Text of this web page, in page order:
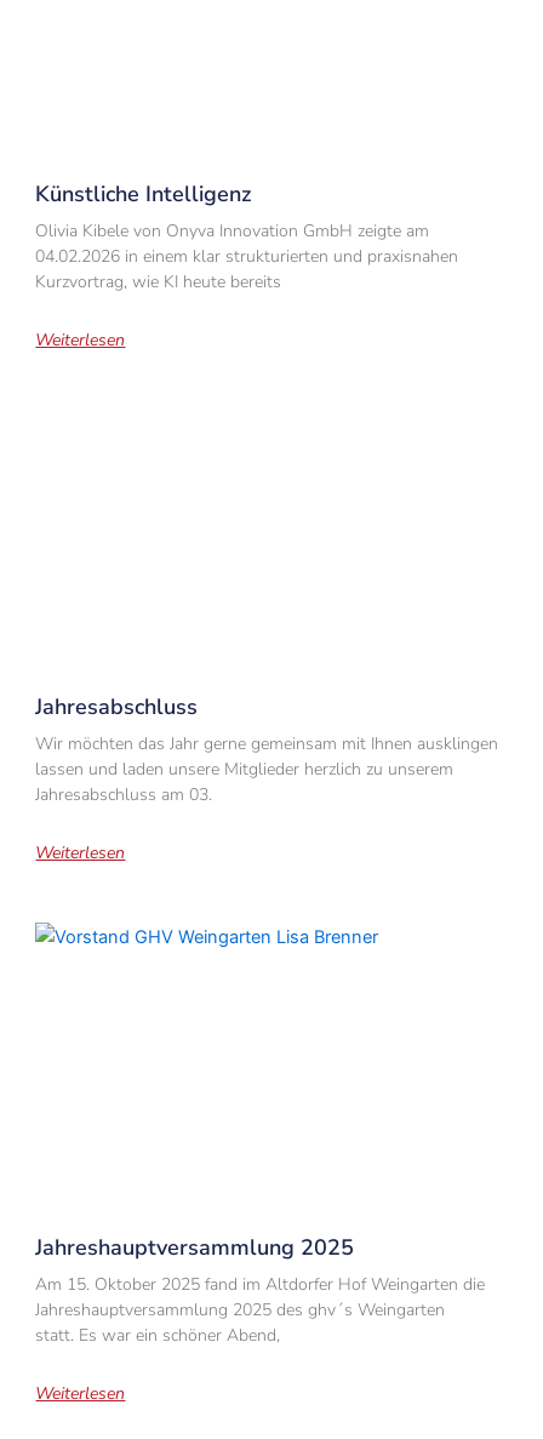
Künstliche Intelligenz
Olivia Kibele von Onyva Innovation GmbH zeigte am
04.02.2026 in einem klar strukturierten und praxisnahen
Kurzvortrag, wie KI heute bereits
Weiterlesen
Jahresabschluss
Wir möchten das Jahr gerne gemeinsam mit Ihnen ausklingen
lassen und laden unsere Mitglieder herzlich zu unserem
Jahresabschluss am 03.
Weiterlesen
Jahreshauptversammlung 2025
Am 15. Oktober 2025 fand im Altdorfer Hof Weingarten die
Jahreshauptversammlung 2025 des ghv´s Weingarten
statt. Es war ein schöner Abend,
Weiterlesen